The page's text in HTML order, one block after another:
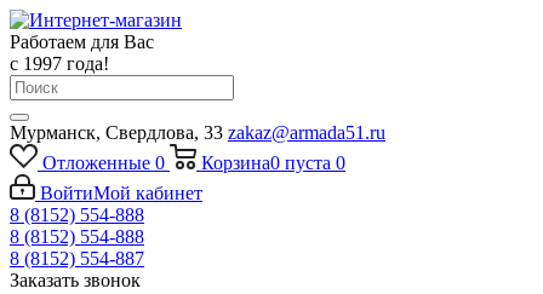
Работаем для Вас
с 1997 года!
Мурманск, Свердлова, 33 zakaz@armada51.ru
Отложенные 0 Корзина0 пуста 0
ВойтиМой кабинет
8 (8152) 554-888
8 (8152) 554-888
8 (8152) 554-887
Заказать звонок